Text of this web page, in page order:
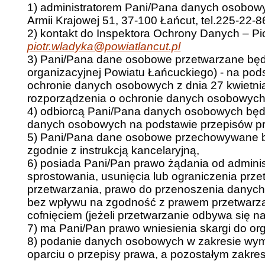
1) administratorem Pani/Pana danych
Armii Krajowej 51, 37-100 Łańcut, tel.225-22-
2) kontakt do Inspektora Ochrony Danych –
piotr.wladyka@powiatlancut.pl
3) Pani/Pana dane osobowe przetwarzane
organizacyjnej Powiatu Łańcuckiego) - na
ochronie danych osobowych z dnia 27
rozporządzenia o ochronie danych
4) odbiorcą Pani/Pana danych osobowych
danych osobowych na podstawie przepisów
5) Pani/Pana dane osobowe
zgodnie z instrukcją kancelaryjną,
6) posiada Pani/Pan prawo żądania od
sprostowania, usunięcia lub ograniczenia
przetwarzania, prawo do przenoszenia
bez wpływu na zgodność z prawem
cofnięciem (jeżeli przetwarzanie odbywa się
7) ma Pani/Pan prawo wniesienia skargi do
8) podanie danych osobowych w zakresie
oparciu o przepisy prawa, a pozostałym